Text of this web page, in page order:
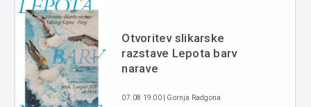
Otvoritev slikarske
razstave Lepota barv
narave
07.08 19:00 | Gornja Radgona